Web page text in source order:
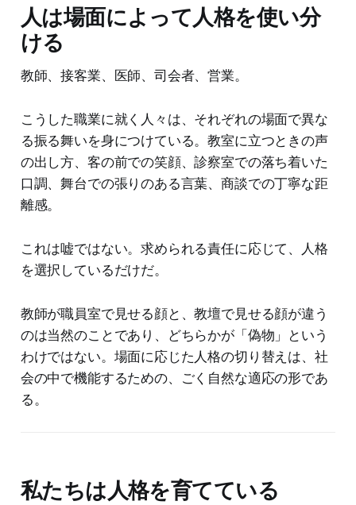
人は場面によって人格を使い分
ける
教師、接客業、医師、司会者、営業。
こうした職業に就く人々は、それぞれの場面で異な
る振る舞いを身につけている。教室に立つときの声
の出し方、客の前での笑顔、診察室での落ち着いた
口調、舞台での張りのある言葉、商談での丁寧な距
離感。
これは嘘ではない。求められる責任に応じて、人格
を選択しているだけだ。
教師が職員室で見せる顔と、教壇で見せる顔が違う
のは当然のことであり、どちらかが「偽物」という
わけではない。場面に応じた人格の切り替えは、社
会の中で機能するための、ごく自然な適応の形であ
る。
私たちは人格を育てている